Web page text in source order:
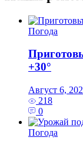
Погода
+30°
Август 6,
218
0
Погода